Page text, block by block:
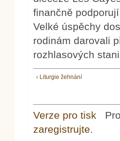
finančně
Velké úspěchy
rodinám darovali
rozhlasových
‹ Liturgie žehnání
Verze pro tisk
zaregistrujte.